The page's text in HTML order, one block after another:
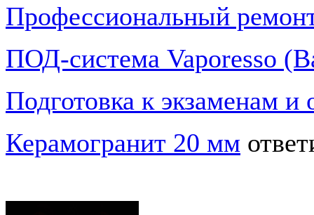
Профессиональный
ПОД-система Vaporesso
Подготовка к экзаменам
Керамогранит 20 мм